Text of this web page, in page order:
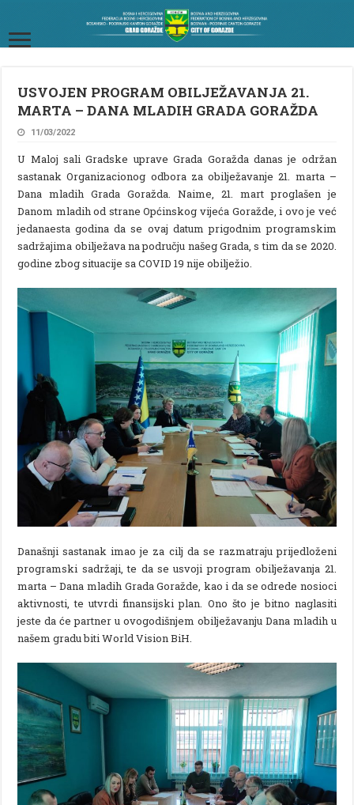
USVOJEN PROGRAM OBILJEŽAVANJA 21.
MARTA – DANA MLADIH GRADA GORAŽDA
11/03/2022
U Maloj sali Gradske uprave Grada Goražda danas je održan
sastanak Organizacionog odbora za obilježavanje 21. marta –
Dana mladih Grada Goražda. Naime, 21. mart proglašen je
Danom mladih od strane Općinskog vijeća Goražde, i ovo je već
jedanaesta godina da se ovaj datum prigodnim programskim
sadržajima obilježava na području našeg Grada, s tim da se 2020.
godine zbog situacije sa COVID 19 nije obilježio.
Današnji sastanak imao je za cilj da se razmatraju prijedloženi
programski sadržaji, te da se usvoji program obilježavanja 21.
marta – Dana mladih Grada Goražde, kao i da se odrede nosioci
aktivnosti, te utvrdi finansijski plan. Ono što je bitno naglasiti
jeste da će partner u ovogodišnjem obilježavanju Dana mladih u
našem gradu biti World Vision BiH.